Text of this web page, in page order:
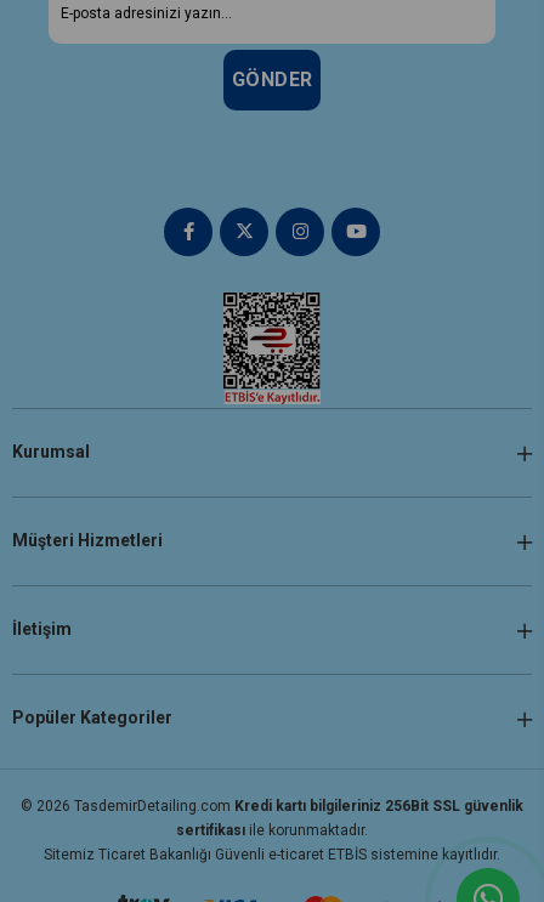
GÖNDER
Kurumsal
Müşteri Hizmetleri
İletişim
Popüler Kategoriler
© 2026 TasdemirDetailing.com Kredi kartı bilgileriniz 256Bit SSL güvenlik
sertifikası ile korunmaktadır.
Sitemiz Ticaret Bakanlığı Güvenli e-ticaret ETBİS sistemine kayıtlıdır.